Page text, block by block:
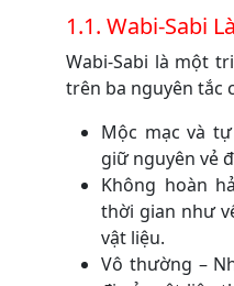
1.1. Wabi-Sabi
Wabi-Sabi là một
trên ba nguyên tắc
Mộc mạc và
giữ nguyên vẻ
Không hoàn
thời gian như
vật liệu.
Vô thường –